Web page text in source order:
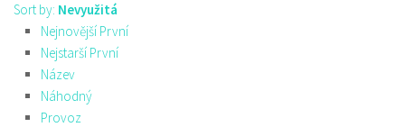
Sort by: Nevyužitá
Nejnovější První
Nejstarší První
Název
Náhodný
Provoz